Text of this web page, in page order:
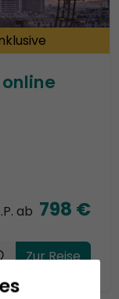
ab 798 €
Zur Reise